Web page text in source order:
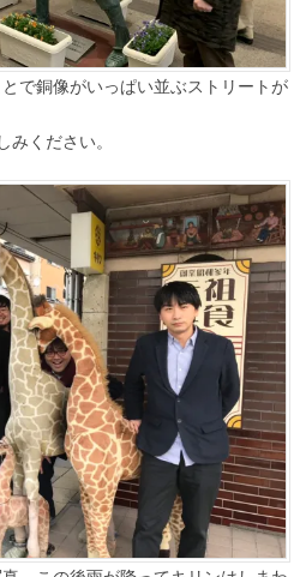
で銅像がいっぱい並ぶストリートが
ください。